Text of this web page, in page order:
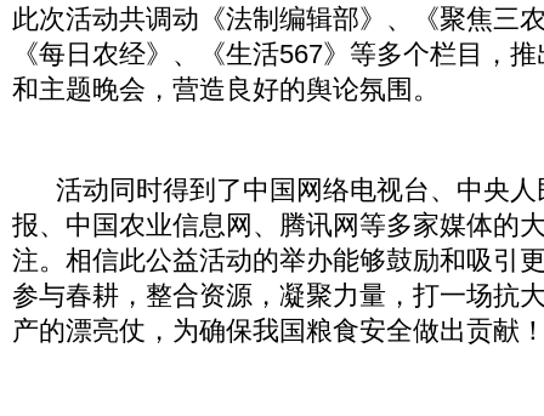
此次活动共调动《法制编辑部》、《聚焦三
《每日农经》、《生活567》等多个栏目，
和主题晚会，营造良好的舆论氛围。
活动同时得到了中国网络电视台、中央人
报、中国农业信息网、腾讯网等多家媒体的
注。相信此公益活动的举办能够鼓励和吸引
参与春耕，整合资源，凝聚力量，打一场抗
产的漂亮仗，为确保我国粮食安全做出贡献